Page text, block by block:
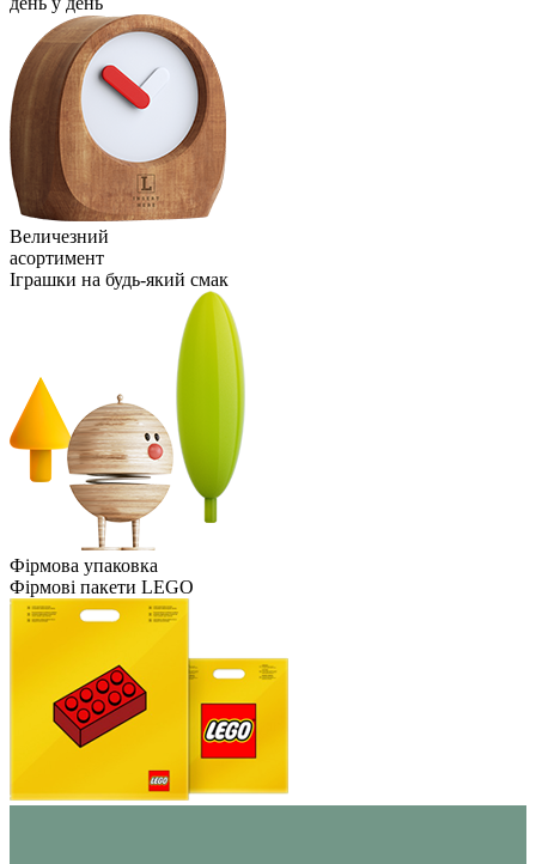
Величезний
асортимент
Іграшки на будь-який смак
Фірмова упаковка
Фірмові пакети LEGO